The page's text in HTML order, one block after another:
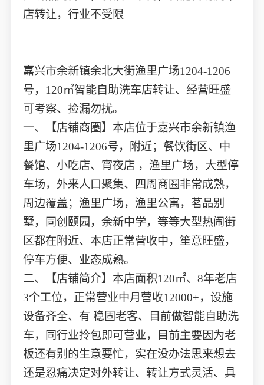
店转让，行业不受限
嘉兴市余新镇余北大街渔里广场1204-1206
号，120㎡智能自助洗车店转让、经营旺盛
可考察、捡漏勿扰。
一、【店铺商圈】本店位于嘉兴市余新镇渔
里广场1204-1206号，附近；餐饮街区、中
餐馆、小吃店、宵夜店 ，渔里广场，大型停
车场，外来人口聚集、四周商圈非常成熟，
周边覆盖；渔里广场，渔里公寓，茗品别
墅，同创颐园，余新中学，等等大型热闹街
区都在附近、本店正常营收中，笙意旺盛，
停车方便、业态成熟。
二、【店铺简介】本店面积120㎡、8年老店
3个工位，正常营业中月营收12000+，设施
设备齐全、有 稳固老客、目前做智能自助洗
车，同行业拎包即可营业，目前主要因为老
板还有别的生意要忙，实在没办法思来想去
还是忍痛决定对外转让、转让方式灵活、具